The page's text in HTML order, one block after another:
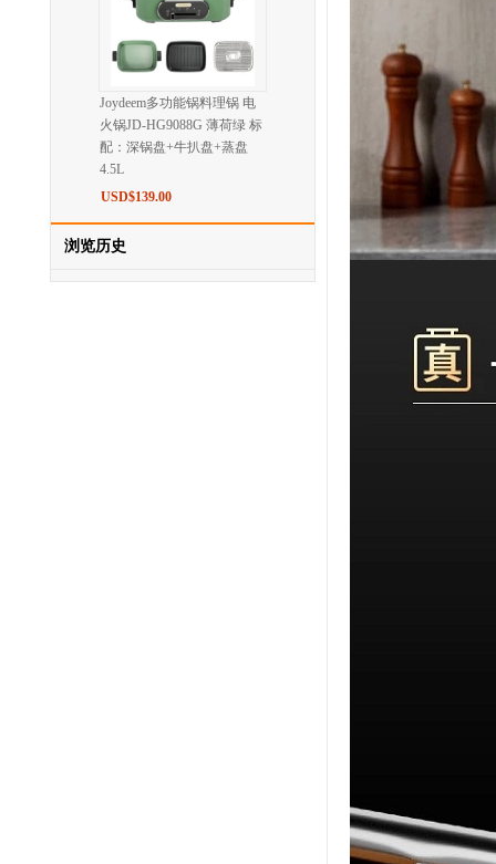
Joydeem多功能锅料理锅 电
火锅JD-HG9088G 薄荷绿 标
配：深锅盘+牛扒盘+蒸盘
4.5L
USD$139.00
浏览历史